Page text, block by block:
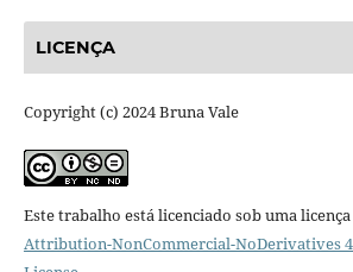
LICENÇA
Copyright (c) 2024 Bruna Vale
Este trabalho está licenciado sob uma licença
Attribution-NonCommercial-NoDerivatives